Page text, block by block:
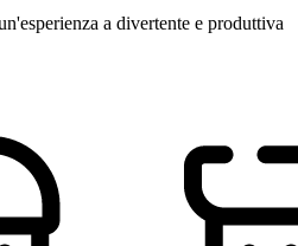
a divertente e produttiva